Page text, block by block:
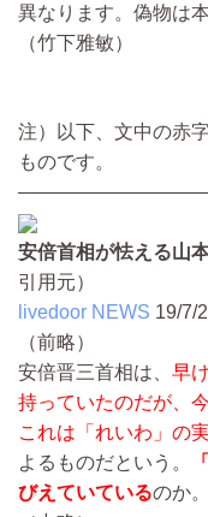
異なります。偽物は
（竹下雅敏）
注）以下、文中の赤
ものです。
安倍首相が怯える山
引用元）
livedoor NEWS 19/7/
（前略）
安倍晋三首相は、 早
持っていたのだが、
これは「れいわ」の
よるものだという。
びえていているのか。